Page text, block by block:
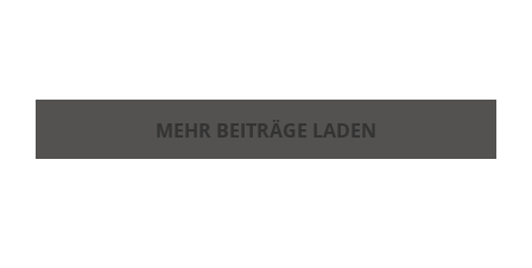
MEHR BEITRÄGE LADEN